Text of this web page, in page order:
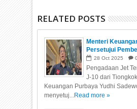
RELATED POSTS
Menteri
Persetujui
Tiongkok 9 Miliar
Spesifikasi
28 Oct 2025 0
Pengadaan Jet
J-10 dari
Keuangan Purbaya Yudhi
menyetuj...Read more »